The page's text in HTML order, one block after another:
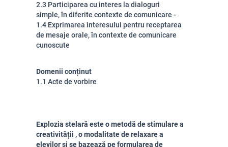
2.3 Participarea cu interes la dialoguri
simple, în diferite contexte de comunicare -
1.4 Exprimarea interesului pentru receptarea
de mesaje orale, în contexte de comunicare
cunoscute
Domenii conținut
1.1 Acte de vorbire
Explozia stelară este o metodă de stimulare a
creativității , o modalitate de relaxare a
elevilor și se bazează pe formularea de